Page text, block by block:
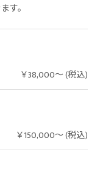
す。
￥38,000～ (税込)
￥150,000～ (税込)